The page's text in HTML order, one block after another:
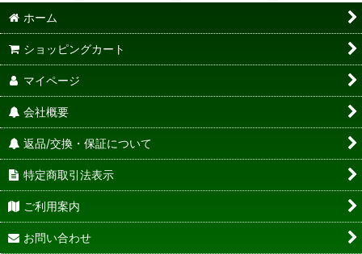
ホーム
ショッピングカート
マイページ
会社概要
返品/交換・保証について
特定商取引法表示
ご利用案内
お問い合わせ